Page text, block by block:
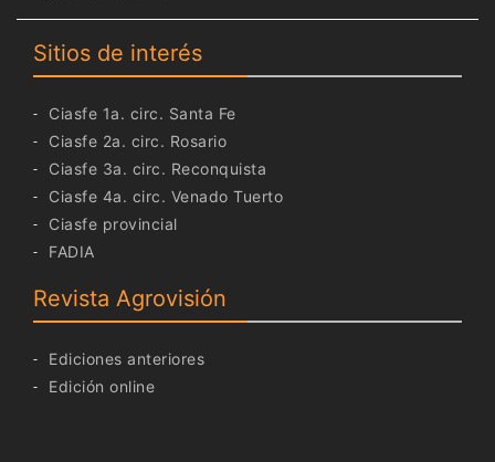
Sitios de interés
Ciasfe 1a. circ. Santa Fe
Ciasfe 2a. circ. Rosario
Ciasfe 3a. circ. Reconquista
Ciasfe 4a. circ. Venado Tuerto
Ciasfe provincial
FADIA
Revista Agrovisión
Ediciones anteriores
Edición online